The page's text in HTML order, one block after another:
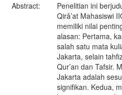
Abstract:
Penelitian ini
Qirâ’at Mahasiswi
memiliki nilai
alasan: Pertama,
salah satu mata
Jakarta, selain
Qur’an dan Tafsir.
Jakarta adalah
signifikan. Kedua,